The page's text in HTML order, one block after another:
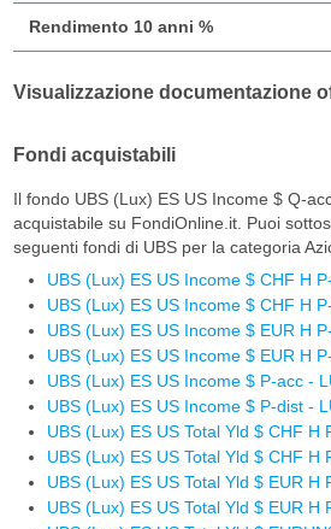
Rendimento 10 anni %
Visualizzazione documentazione
Fondi acquistabili
Il fondo UBS (Lux) ES US Income $ Q-
acquistabile su FondiOnline.it. Puoi
seguenti fondi di UBS per la categoria
UBS (Lux) ES US Income $ CHF H
UBS (Lux) ES US Income $ CHF H
UBS (Lux) ES US Income $ EUR H
UBS (Lux) ES US Income $ EUR H
UBS (Lux) ES US Income $ P-acc -
UBS (Lux) ES US Income $ P-dist -
UBS (Lux) ES US Total Yld $ CHF H
UBS (Lux) ES US Total Yld $ CHF H
UBS (Lux) ES US Total Yld $ EUR H
UBS (Lux) ES US Total Yld $ EUR H